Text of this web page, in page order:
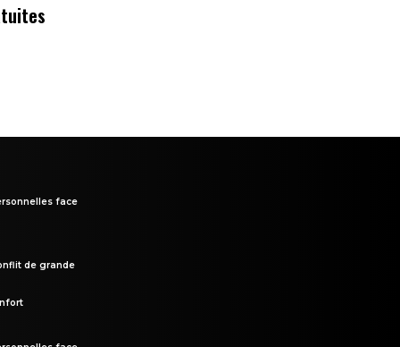
face
de grande